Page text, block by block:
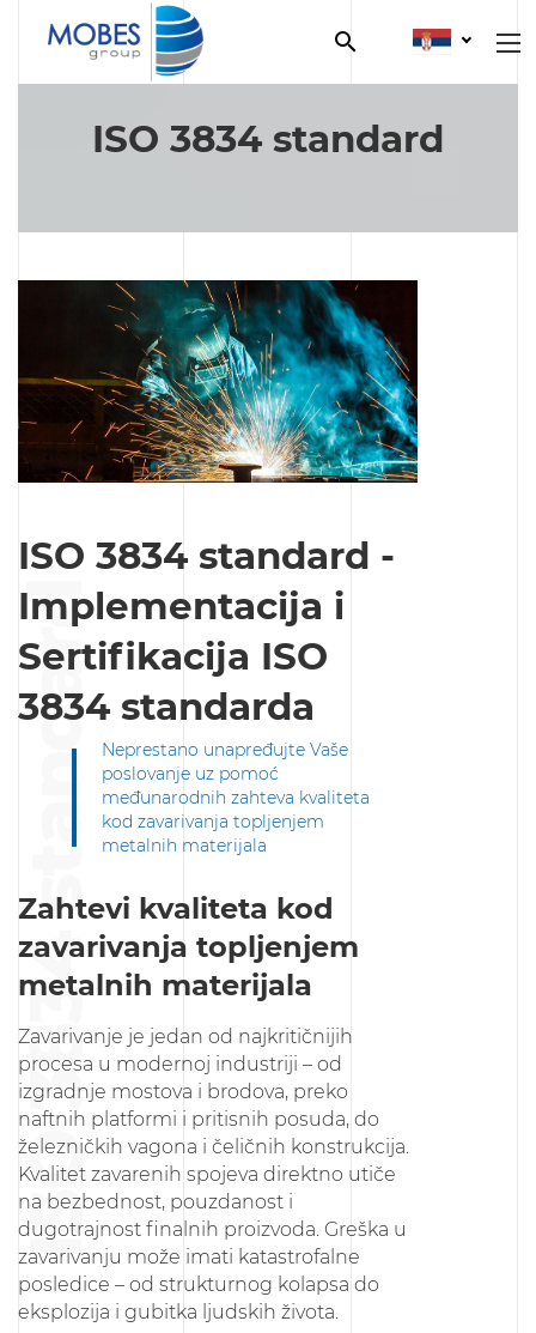
content
ISO 3834 standard
ISO 3834 standard
ISO 3834 standard -
Implementacija i
Sertifikacija ISO
3834 standarda
Neprestano unapređujte Vaše
poslovanje uz pomoć
međunarodnih zahteva kvaliteta
kod zavarivanja topljenjem
metalnih materijala
Zahtevi kvaliteta kod
zavarivanja topljenjem
metalnih materijala
Zavarivanje je jedan od najkritičnijih
procesa u modernoj industriji – od
izgradnje mostova i brodova, preko
naftnih platformi i pritisnih posuda, do
železničkih vagona i čeličnih konstrukcija.
Kvalitet zavarenih spojeva direktno utiče
na bezbednost, pouzdanost i
dugotrajnost finalnih proizvoda. Greška u
zavarivanju može imati katastrofalne
posledice – od strukturnog kolapsa do
eksplozija i gubitka ljudskih života.